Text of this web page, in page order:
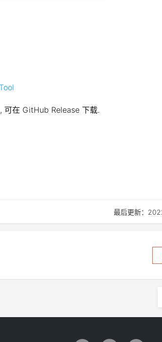
可在 GitHub Release 下载.
最后更新：